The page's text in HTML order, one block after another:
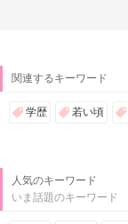
関連するキーワード
学歴 若い頃
人気のキーワード
いま話題のキーワード